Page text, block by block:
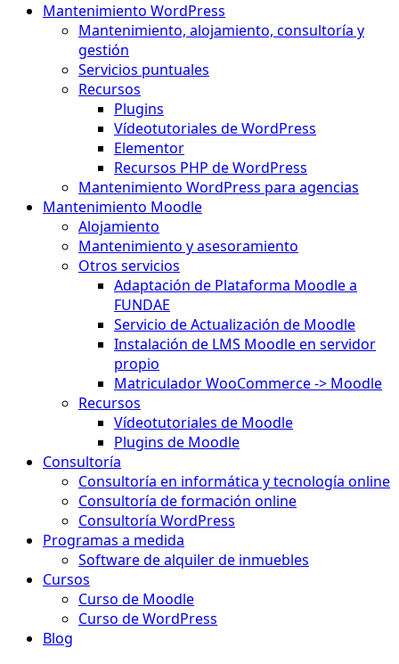
Mantenimiento WordPress
Mantenimiento, alojamiento, consultoría y
gestión
Servicios puntuales
Recursos
Plugins
Vídeotutoriales de WordPress
Elementor
Recursos PHP de WordPress
Mantenimiento WordPress para agencias
Mantenimiento Moodle
Alojamiento
Mantenimiento y asesoramiento
Otros servicios
Adaptación de Plataforma Moodle a
FUNDAE
Servicio de Actualización de Moodle
Instalación de LMS Moodle en servidor
propio
Matriculador WooCommerce -> Moodle
Recursos
Vídeotutoriales de Moodle
Plugins de Moodle
Consultoría
Consultoría en informática y tecnología online
Consultoría de formación online
Consultoría WordPress
Programas a medida
Software de alquiler de inmuebles
Cursos
Curso de Moodle
Curso de WordPress
Blog